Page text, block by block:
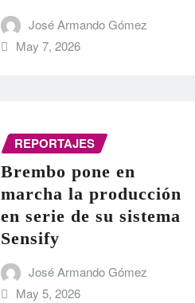
José Armando Gómez
May 7, 2026
REPORTAJES
Brembo pone en
marcha la producción
en serie de su sistema
Sensify
José Armando Gómez
May 5, 2026